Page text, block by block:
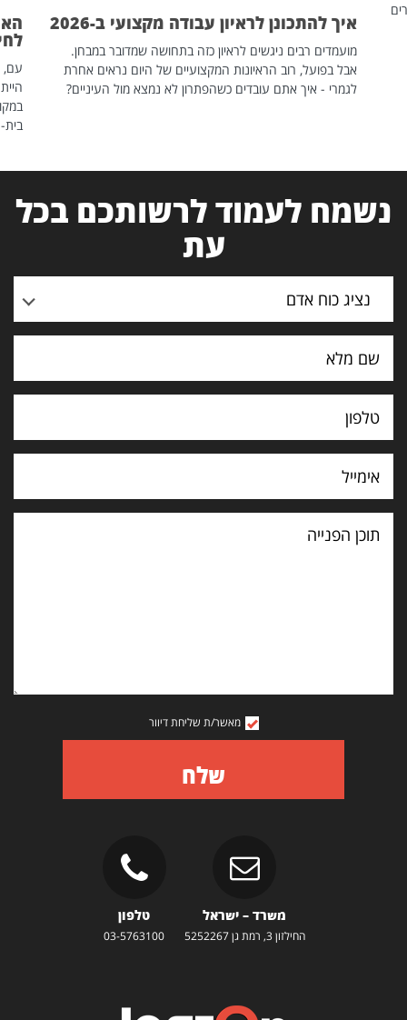
איך להתכונן לראיון עבודה מקצועי ב-2026
מועמדים רבים ניגשים לראיון כזה בתחושה שמדובר במבחן.
אבל בפועל, רוב הראיונות המקצועיים של היום נראים אחרת
לגמרי - איך אתם עובדים כשהפתרון לא נמצא מול העיניים?
עם,
נשמח לעמוד לרשותכם בכל
עת
נציג כוח אדם
תוכן
הפנייה
מאשר/ת שליחת דיוור
שלח
משרד – ישראל
החילזון 3, רמת גן 5252267
טלפון
03-5763100